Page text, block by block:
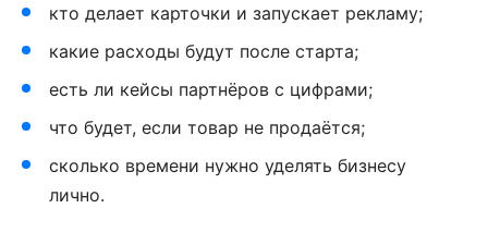
кто делает карточки и запускает рекламу;
какие расходы будут после старта;
есть ли кейсы партнёров с цифрами;
что будет, если товар не продаётся;
сколько времени нужно уделять бизнесу
лично.